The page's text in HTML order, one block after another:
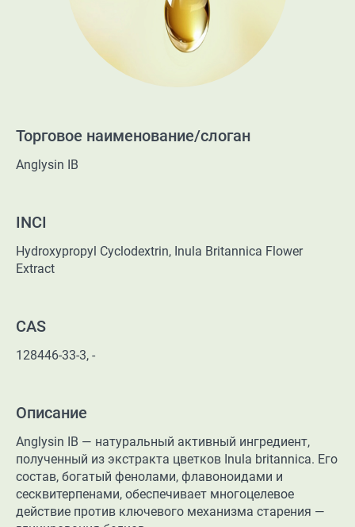
Торговое наименование/слоган
Anglysin IB
INCI
Hydroxypropyl Cyclodextrin, Inula Britannica Flower
Extract
CAS
128446-33-3, -
Описание
Anglysin IB — натуральный активный ингредиент,
полученный из экстракта цветков Inula britannica. Его
состав, богатый фенолами, флавоноидами и
сесквитерпенами, обеспечивает многоцелевое
действие против ключевого механизма старения —